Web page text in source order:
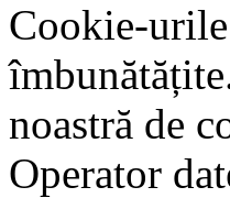
Cookie-
noastră de
Operator